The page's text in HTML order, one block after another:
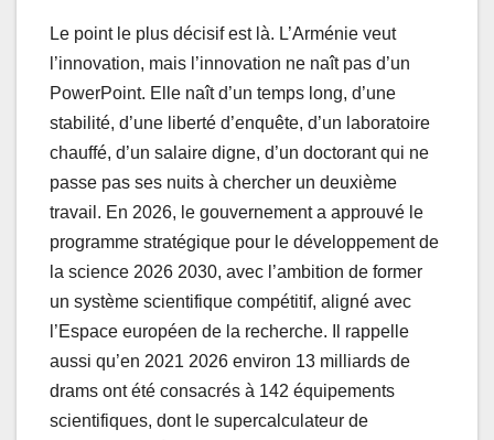
Le point le plus décisif est là. L’Arménie veut
l’innovation, mais l’innovation ne naît pas d’un
PowerPoint. Elle naît d’un temps long, d’une
stabilité, d’une liberté d’enquête, d’un laboratoire
chauffé, d’un salaire digne, d’un doctorant qui ne
passe pas ses nuits à chercher un deuxième
travail. En 2026, le gouvernement a approuvé le
programme stratégique pour le développement de
la science 2026 2030, avec l’ambition de former
un système scientifique compétitif, aligné avec
l’Espace européen de la recherche. Il rappelle
aussi qu’en 2021 2026 environ 13 milliards de
drams ont été consacrés à 142 équipements
scientifiques, dont le supercalculateur de